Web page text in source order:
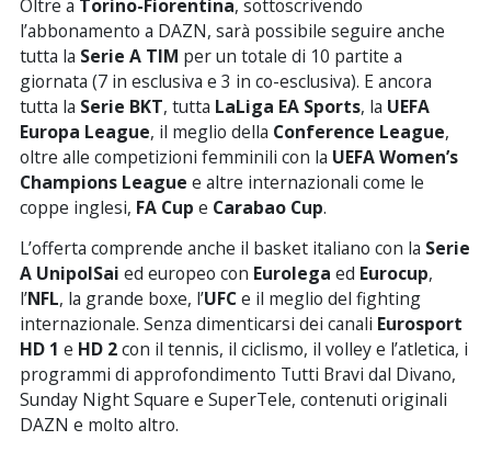
Oltre a Torino-Fiorentina, sottoscrivendo
l’abbonamento a DAZN, sarà possibile seguire anche
tutta la Serie A TIM per un totale di 10 partite a
giornata (7 in esclusiva e 3 in co-esclusiva). E ancora
tutta la Serie BKT, tutta LaLiga EA Sports, la UEFA
Europa League, il meglio della Conference League,
oltre alle competizioni femminili con la UEFA Women’s
Champions League e altre internazionali come le
coppe inglesi, FA Cup e Carabao Cup.
L’offerta comprende anche il basket italiano con la Serie
A UnipolSai ed europeo con Eurolega ed Eurocup,
l’NFL, la grande boxe, l’UFCe il meglio del fighting
internazionale. Senza dimenticarsi dei canali Eurosport
HD 1 e HD 2con il tennis, il ciclismo, il volley e l’atletica, i
programmi di approfondimento Tutti Bravi dal Divano,
Sunday Night Square e SuperTele, contenuti originali
DAZN e molto altro.